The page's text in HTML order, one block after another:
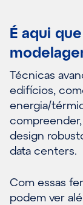
É aqui
Técnicas
edifícios,
energia/
design
data centers.
Com essas
podem ver